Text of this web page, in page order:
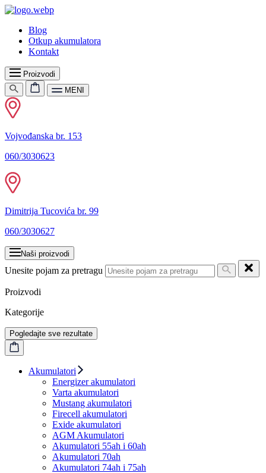
Blog
Otkup akumulatora
Kontakt
Proizvodi
MENI
Vojvođanska br. 153
060/3030623
Dimitrija Tucovića br. 99
060/3030627
Naši proizvodi
Unesite pojam za pretragu
Proizvodi
Kategorije
Pogledajte sve rezultate
Akumulatori
Energizer akumulatori
Varta akumulatori
Mustang akumulatori
Firecell akumulatori
Exide akumulatori
AGM Akumulatori
Akumulatori 55ah i 60ah
Akumulatori 70ah
Akumulatori 74ah i 75ah